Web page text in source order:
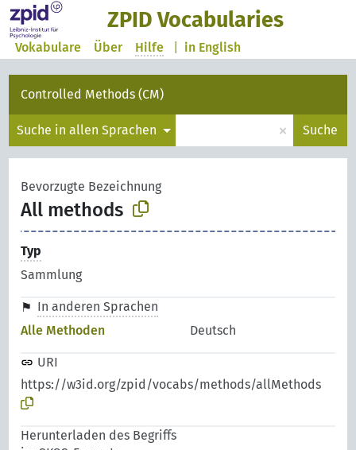
ZPID Vocabularies
in English
Vokabulare Über Hilfe
Controlled Methods (CM)
Suche in allen Sprachen × Suche
Bevorzugte Bezeichnung
All methods
Typ
Sammlung
In anderen Sprachen
Alle Methoden
Deutsch
URI
https://w3id.org/zpid/vocabs/methods/allMethods
Herunterladen des Begriffs